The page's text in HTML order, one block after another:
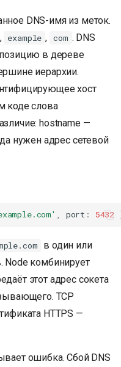
DNS-имя из меток.
, example , com . DNS
в дереве
иерархии.
хост
коде слова
hostname —
нужен адрес сетевой
, port : 5432
в один или
Node комбинирует
этот адрес сокета
TCP
HTTPS —
ошибка. Сбой DNS